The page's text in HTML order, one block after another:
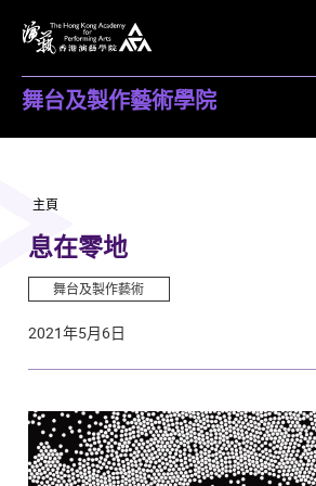
舞台及製作藝術學院
主頁
息在零地
舞台及製作藝術
2021年5月6日